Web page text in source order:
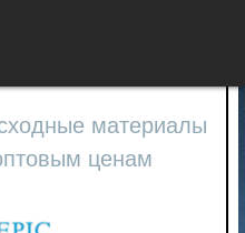
материалы
ценам